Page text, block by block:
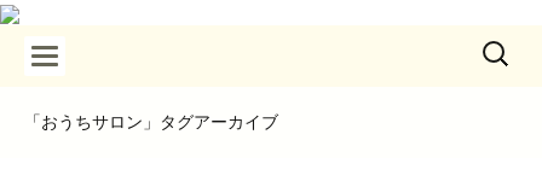
R's room（アールズルーム）
埼玉県狭山ヶ丘アロマヒーリングサロン・黄土ヨモギ蒸し・美姿
ン
検
索:
「おうちサロン」タグアーカイブ